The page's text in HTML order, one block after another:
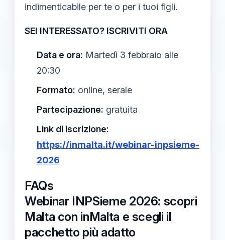
indimenticabile per te o per i tuoi figli.
SEI INTERESSATO? ISCRIVITI ORA
Data e ora: Martedì 3 febbraio alle
20:30
Formato: online, serale
Partecipazione: gratuita
Link di iscrizione:
https://inmalta.it/webinar-inpsieme-
2026
FAQs
Webinar INPSieme 2026: scopri
Malta con inMalta e scegli il
pacchetto più adatto